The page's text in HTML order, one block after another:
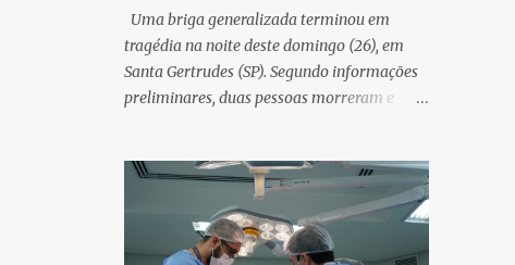
comunicação oficial da instituição
financeira. Na sequência, entrou em contato
por telefone e encaminhou um link,
orientando a vítima a acessá-lo pelo
procedimento, a conta bancária ficou
bloqueada por algumas horas. Sem
conseguir acessar o sistema, a vítima tentou
novamente contato com o suposto gerente,
Uma briga generalizada terminou em
tragédia na noite deste domingo (26), em
Santa Gertrudes (SP). Segundo informações
preliminares, duas pessoas morreram e
adega. O caso aconteceu por volta das
20h40, na região da Avenida João Vitte. De
acordo com as primeiras informações, a
confusão teria começado dentro do